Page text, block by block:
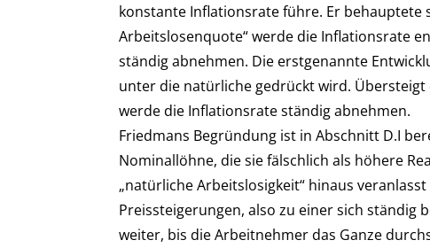
konstante Inflationsrate führe. Er
Arbeitslosenquote“ werde die Inflationsrate
ständig abnehmen. Die erstgenannte
unter die natürliche gedrückt wird.
werde die Inflationsrate ständig abnehmen.
Friedmans Begründung ist in Abschnitt D.I
Nominallöhne, die sie fälschlich als höhere
„natürliche Arbeitslosigkeit“ hinaus
Preissteigerungen, also zu einer sich ständig
weiter, bis die Arbeitnehmer das Ganze